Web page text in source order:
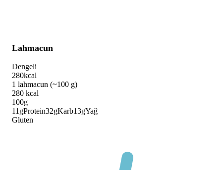
Lahmacun
Dengeli
280kcal
1 lahmacun (~100 g)
280 kcal
100g
11 gProtein32gKarb13gYağ
Gluten